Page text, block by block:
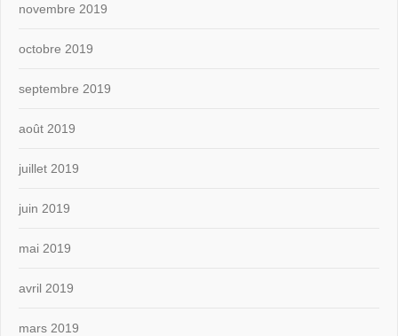
novembre 2019
octobre 2019
septembre 2019
août 2019
juillet 2019
juin 2019
mai 2019
avril 2019
mars 2019